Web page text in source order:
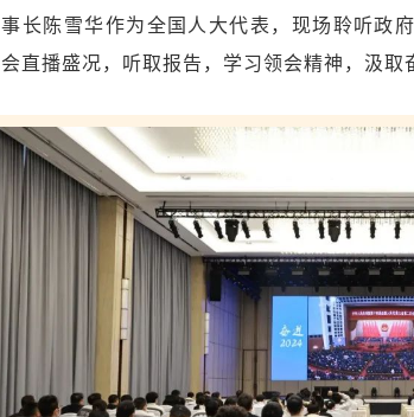
事长陈雪华作为全国人大代表，现场聆听政
会直播盛况，听取报告，学习领会精神，汲取